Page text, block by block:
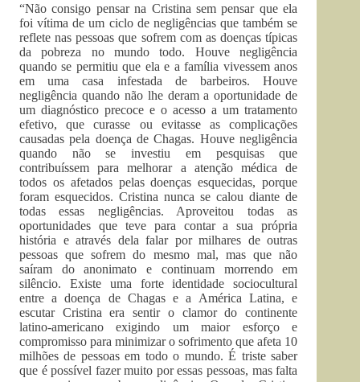
“Não consigo pensar na Cristina sem pensar que ela
foi vítima de um ciclo de negligências que também se
reflete nas pessoas que sofrem com as doenças típicas
da pobreza no mundo todo. Houve negligência
quando se permitiu que ela e a família vivessem anos
em uma casa infestada de barbeiros. Houve
negligência quando não lhe deram a oportunidade de
um diagnóstico precoce e o acesso a um tratamento
efetivo, que curasse ou evitasse as complicações
causadas pela doença de Chagas. Houve negligência
quando não se investiu em pesquisas que
contribuíssem para melhorar a atenção médica de
todos os afetados pelas doenças esquecidas, porque
foram esquecidos. Cristina nunca se calou diante de
todas essas negligências. Aproveitou todas as
oportunidades que teve para contar a sua própria
história e através dela falar por milhares de outras
pessoas que sofrem do mesmo mal, mas que não
saíram do anonimato e continuam morrendo em
silêncio. Existe uma forte identidade sociocultural
entre a doença de Chagas e a América Latina, e
escutar Cristina era sentir o clamor do continente
latino-americano exigindo um maior esforço e
compromisso para minimizar o sofrimento que afeta 10
milhões de pessoas em todo o mundo. É triste saber
que é possível fazer muito por essas pessoas, mas falta